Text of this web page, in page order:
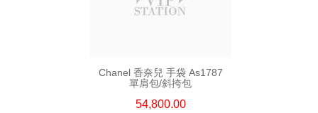
Chanel 香奈兒 手袋 As1787
單肩包/斜挎包
54,800.00